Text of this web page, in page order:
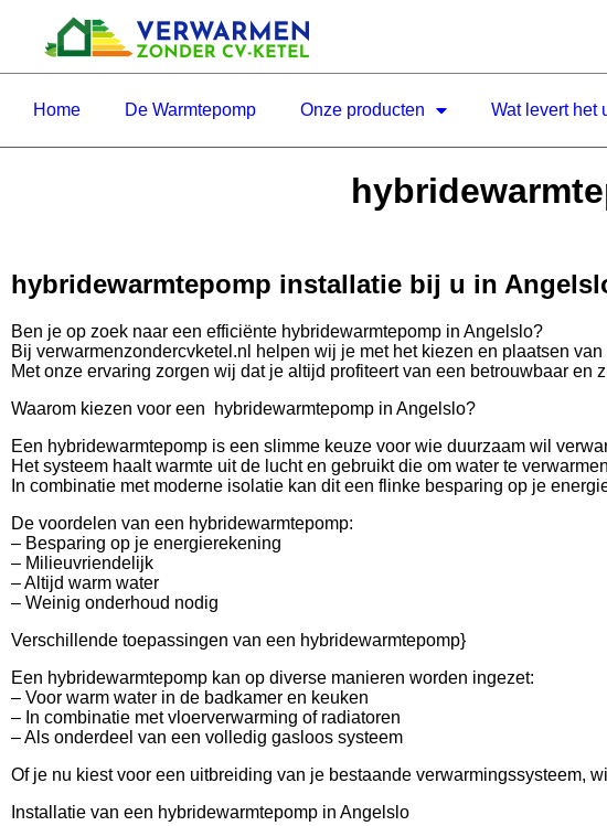
Home De Warmtepomp Onze producten Wat levert het
hybridewarmtepomp installatie bij u in
Ben je op zoek naar een efficiënte hybridewarmtepomp in Angelslo?
Bij verwarmenzondercvketel.nl helpen wij je met het kiezen en plaatsen
Met onze ervaring zorgen wij dat je altijd profiteert van een betrouwbaar en
Waarom kiezen voor een hybridewarmtepomp in Angelslo?
Een hybridewarmtepomp is een slimme keuze voor wie duurzaam wil
Het systeem haalt warmte uit de lucht en gebruikt die om water te
In combinatie met moderne isolatie kan dit een flinke besparing op je
De voordelen van een hybridewarmtepomp:
– Besparing op je energierekening
– Milieuvriendelijk
– Altijd warm water
– Weinig onderhoud nodig
Verschillende toepassingen van een hybridewarmtepomp}
Een hybridewarmtepomp kan op diverse manieren worden ingezet:
– Voor warm water in de badkamer en keuken
– In combinatie met vloerverwarming of radiatoren
– Als onderdeel van een volledig gasloos systeem
Of je nu kiest voor een uitbreiding van je bestaande verwarmingssysteem,
Installatie van een hybridewarmtepomp in Angelslo